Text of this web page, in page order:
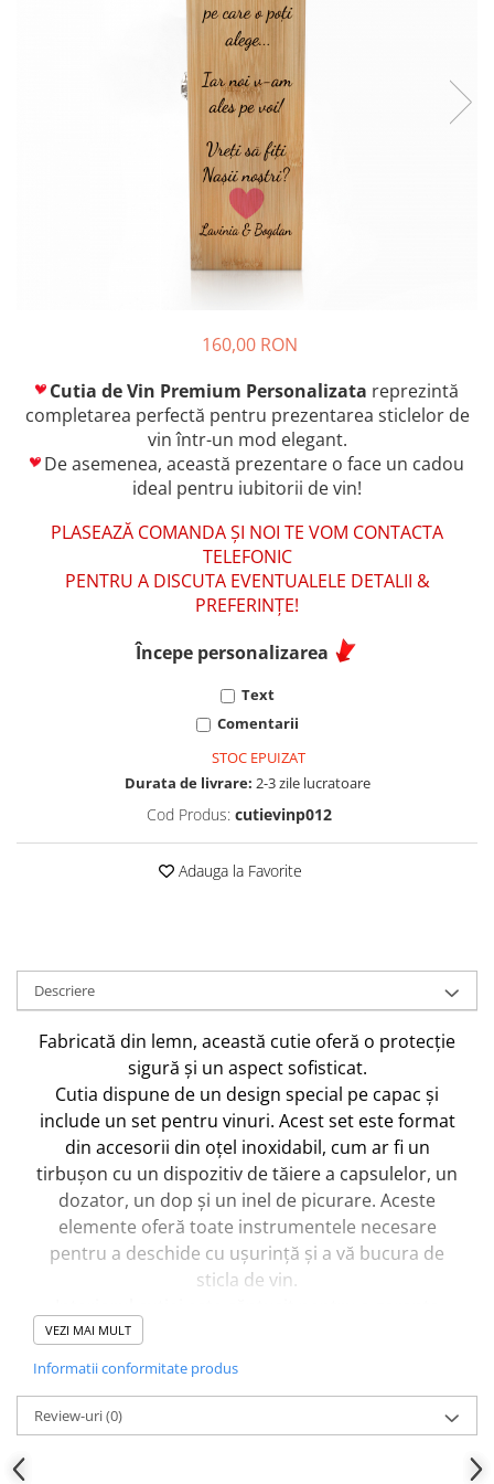
160,00 RON
Cutia de Vin Premium Personalizata reprezintă
completarea perfectă pentru prezentarea sticlelor de
vin într-un mod elegant.
De asemenea, această prezentare o face un cadou
ideal pentru iubitorii de vin!
PLASEAZĂ COMANDA ȘI NOI TE VOM CONTACTA
TELEFONIC
PENTRU A DISCUTA EVENTUALELE DETALII &
PREFERINȚE!
Începe personalizarea
Text
Comentarii
STOC EPUIZAT
Durata de livrare: 2-3 zile lucratoare
Cod Produs: cutievinp012
Adauga la Favorite
Descriere
Fabricată din lemn, această cutie oferă o protecție
sigură și un aspect sofisticat.
Cutia dispune de un design special pe capac și
include un set pentru vinuri. Acest set este format
din accesorii din oțel inoxidabil, cum ar fi un
tirbușon cu un dispozitiv de tăiere a capsulelor, un
dozator, un dop și un inel de picurare. Aceste
elemente oferă toate instrumentele necesare
pentru a deschide cu ușurință și a vă bucura de
sticla de vin.
siguranța și stabilitatea sticlei în timpul
transportului. În plus, lemnul utilizat la fabricarea
impacturilor și modificărilor de temperatură.
Dacă dorești și alte schimbări în grafica acestui
VEZI MAI MULT
Informatii conformitate produs
Review-uri(0)